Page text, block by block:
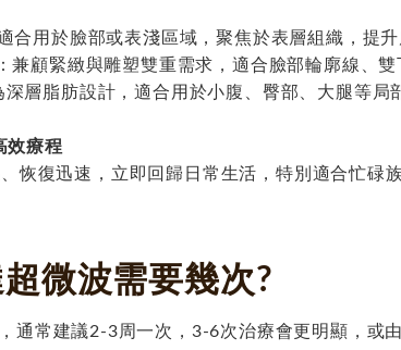
合用於臉部或表淺區域，聚焦於表層組織，提升
兼顧緊緻與雕塑雙重需求，適合臉部輪廓線、雙
層脂肪設計，適合用於小腹、臀部、大腿等局
效療程
恢復迅速，立即回歸日常生活，特別適合忙碌
微波需要幾次?
通常建議2-3周一次，3-6次治療會更明顯，或